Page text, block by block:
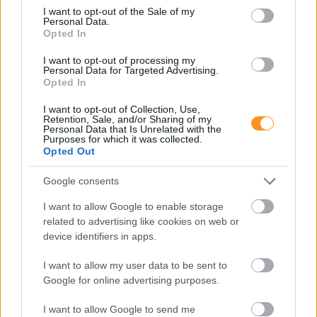
consent section.
I want to opt-out of the Sale of my
Personal Data.
Opted In
I want to opt-out of processing my
Personal Data for Targeted Advertising.
Opted In
I want to opt-out of Collection, Use,
Retention, Sale, and/or Sharing of my
Personal Data that Is Unrelated with the
Purposes for which it was collected.
Opted Out
Google consents
I want to allow Google to enable storage
related to advertising like cookies on web or
device identifiers in apps.
I want to allow my user data to be sent to
Google for online advertising purposes.
I want to allow Google to send me
pelenkás gyermeket fogadni? Milyen higiénés
szabályokat kötelező betartani a pelenkázó
helyiségben? Mi a helyzet az sni-s pelenkás
gyermekekkel, akiknél gyakrabban előfordulhat,
hogy a szobatisztasági gondok még fokozottabb
Folyton öntöget, gyúr és tapicskol?
10 szenzoros játék, amit imádni
fog az óvodás